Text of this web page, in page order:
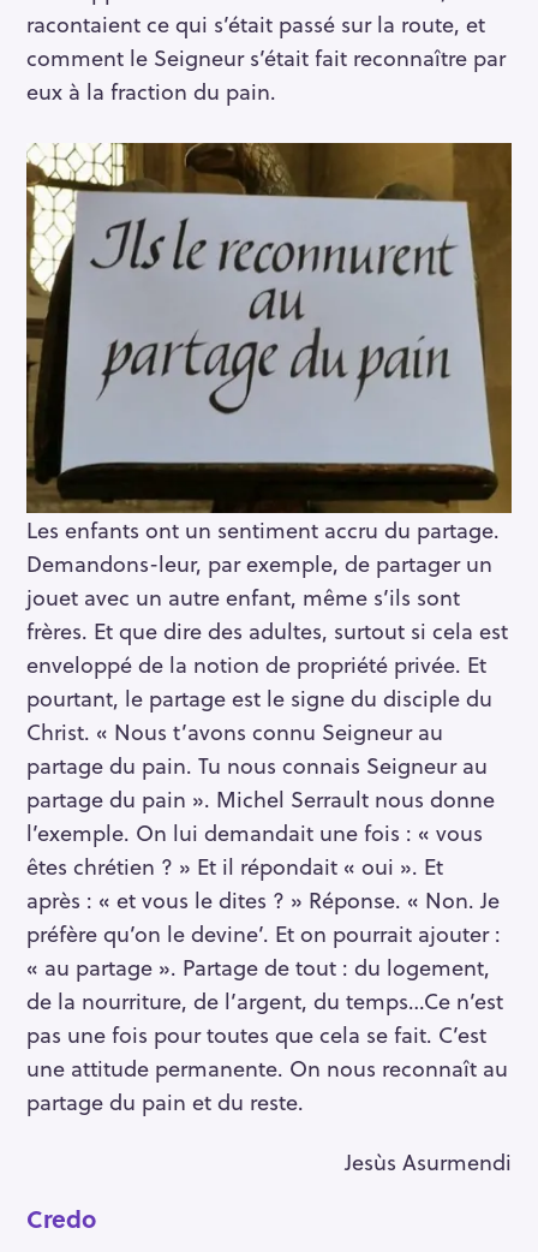
racontaient ce qui s’était passé sur la route, et
comment le Seigneur s’était fait reconnaître par
eux à la fraction du pain.
Les enfants ont un sentiment accru du partage.
Demandons-leur, par exemple, de partager un
jouet avec un autre enfant, même s’ils sont
frères. Et que dire des adultes, surtout si cela est
enveloppé de la notion de propriété privée. Et
pourtant, le partage est le signe du disciple du
Christ. « Nous t’avons connu Seigneur au
partage du pain. Tu nous connais Seigneur au
partage du pain ». Michel Serrault nous donne
l’exemple. On lui demandait une fois : « vous
êtes chrétien ? » Et il répondait « oui ». Et
après : « et vous le dites ? » Réponse. « Non. Je
préfère qu’on le devine’. Et on pourrait ajouter :
« au partage ». Partage de tout : du logement,
de la nourriture, de l’argent, du temps…Ce n’est
pas une fois pour toutes que cela se fait. C’est
une attitude permanente. On nous reconnaît au
partage du pain et du reste.
Jesùs Asurmendi
Credo
r
c
h
r
: